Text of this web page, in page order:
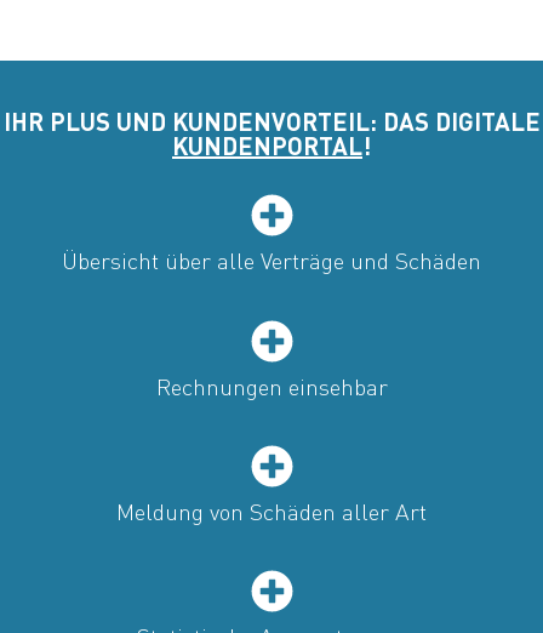
IHR PLUS UND KUNDENVORTEIL: DAS DIGITALE
KUNDENPORTAL!
Übersicht über alle Verträge und Schäden
Rechnungen einsehbar
Meldung von Schäden aller Art